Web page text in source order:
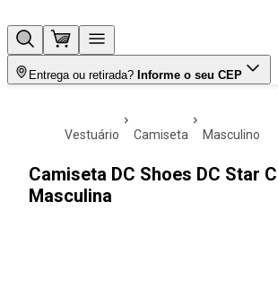
Entrega ou retirada? Informe o seu CEP
vestuário camiseta masculino
Camiseta DC Shoes DC Star
Masculina